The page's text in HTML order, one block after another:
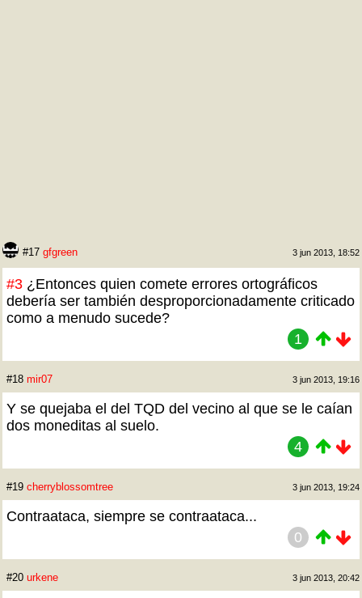
#17 gfgreen 3 jun 2013, 18:52
#3 ¿Entonces quien comete errores ortográficos
debería ser también desproporcionadamente criticado
como a menudo sucede?
1
#18 mir07 3 jun 2013, 19:16
Y se quejaba el del TQD del vecino al que se le caían
dos moneditas al suelo.
4
#19 cherryblossomtree 3 jun 2013, 19:24
Contraataca, siempre se contraataca...
0
#20 urkene 3 jun 2013, 20:42